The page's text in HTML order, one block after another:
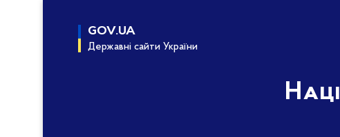
GOV.UA
Державні сайти України